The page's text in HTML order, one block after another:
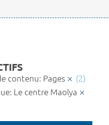
contenu: Pages
(2)
Le centre Maolya